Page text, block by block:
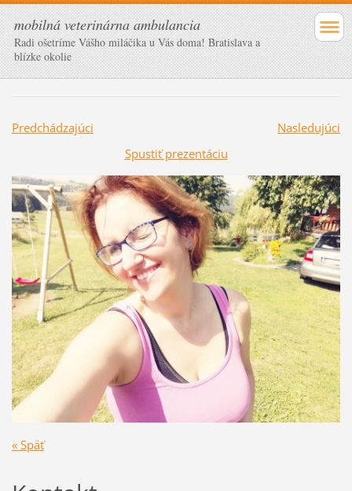
mobilná veterinárna ambulancia
Radi ošetríme Vášho miláčika u Vás doma! Bratislava a
blízke okolie
Predchádzajúci
Nasledujúci
Spustiť prezentáciu
« Späť